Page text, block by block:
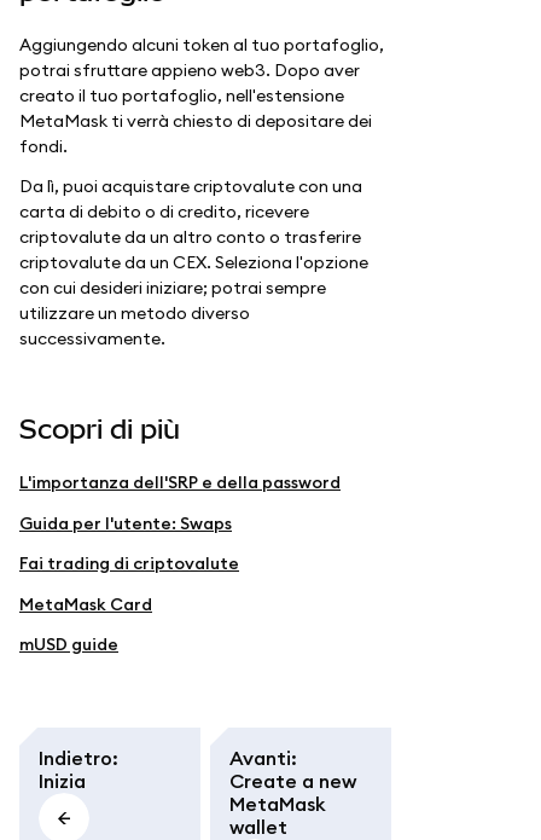
Aggiungendo alcuni token al tuo portafoglio,
potrai sfruttare appieno web3. Dopo aver
creato il tuo portafoglio, nell'estensione
MetaMask ti verrà chiesto di depositare dei
fondi.
Da lì, puoi acquistare criptovalute con una
carta di debito o di credito, ricevere
criptovalute da un altro conto o trasferire
criptovalute da un CEX. Seleziona l'opzione
con cui desideri iniziare; potrai sempre
utilizzare un metodo diverso
successivamente.
Scopri di più
L'importanza dell'SRP e della password
Guida per l'utente: Swaps
Fai trading di criptovalute
MetaMask Card
mUSD guide
Indietro:
Inizia
Avanti:
Create a new
MetaMask
wallet